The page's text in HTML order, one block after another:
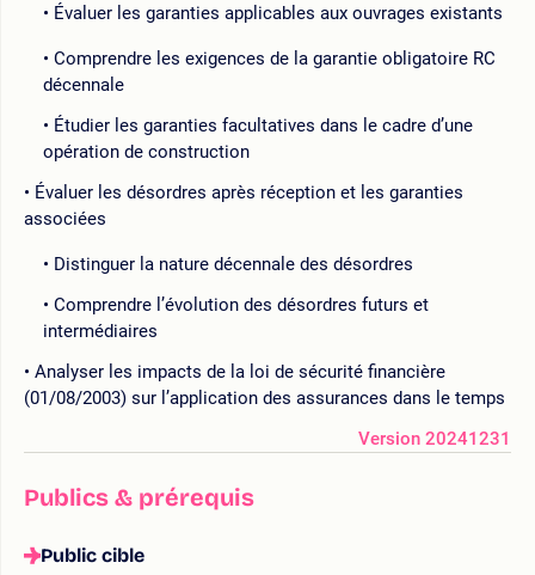
Évaluer les garanties applicables aux ouvrages existants
Comprendre les exigences de la garantie obligatoire RC
décennale
Étudier les garanties facultatives dans le cadre d’une
opération de construction
Évaluer les désordres après réception et les garanties
associées
Distinguer la nature décennale des désordres
Comprendre l’évolution des désordres futurs et
intermédiaires
Analyser les impacts de la loi de sécurité financière
(01/08/2003) sur l’application des assurances dans le temps
Version 20241231
Publics & prérequis
Public cible